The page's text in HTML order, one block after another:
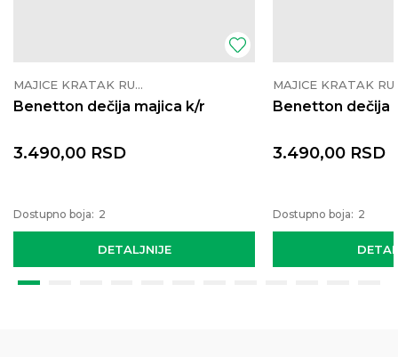
MAJICE KRATAK RUKAV
Benetton dečija majica k/r
DETALJNIJE
3.490,00 RSD
Dostupno boja: 2
Benetton dečija
3.490,00 RSD
Dostupno boja: 2